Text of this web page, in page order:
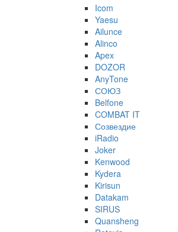
Icom
Yaesu
Ailunce
Alinco
Apex
DOZOR
AnyTone
СОЮЗ
Belfone
COMBAT IT
Созвездие
iRadio
Joker
Kenwood
Kydera
Kirisun
Datakam
SIRUS
Quansheng